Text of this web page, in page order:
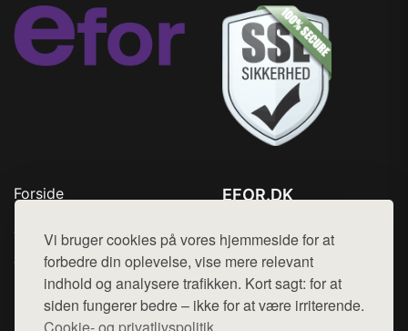
Vi bruger cookies på vores hjemmeside for at
forbedre din oplevelse, vise mere relevant
indhold og analysere trafikken. Kort sagt: for at
siden fungerer bedre – ikke for at være irriterende.
Forside
Top Rabatter
Jotun maling
Kontakt
EFOR.DK
Mail: hej@want.dk
Cookie- og privatlivspolitik